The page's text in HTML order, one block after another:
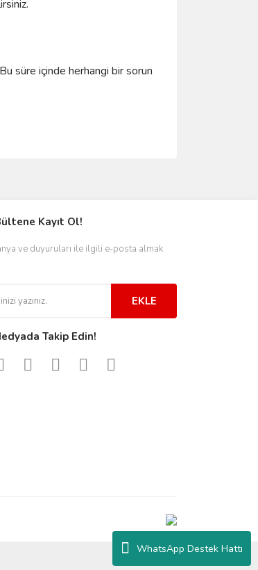
WhatsApp Destek Hattı
süre içinde herhangi bir sorun
Kayıt Ol!
ve duyuruları ile ilgili e-posta almak
EKLE
Takip Edin!